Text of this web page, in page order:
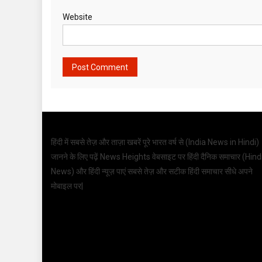
Website
हिंदी में सबसे तेज़ और ताज़ा खबरें पूरे भारत वर्ष से ( India News in Hindi)
जानने के लिए पढ़ें News Heights वेबसाइट पर हिंदी दैनिक समाचार (
News) और हिंदी न्यूज़ पाएं सबसे तेज़ और सटीक हिंदी समाचार सीधे अपने
मोबाइल पर|